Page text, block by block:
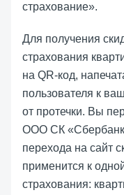
страхование».
Для получения
страхования
на QR-код,
пользователя к
от протечки. Вы
ООО СК «Сбербанк
перехода на сайт
применится к
страхования: